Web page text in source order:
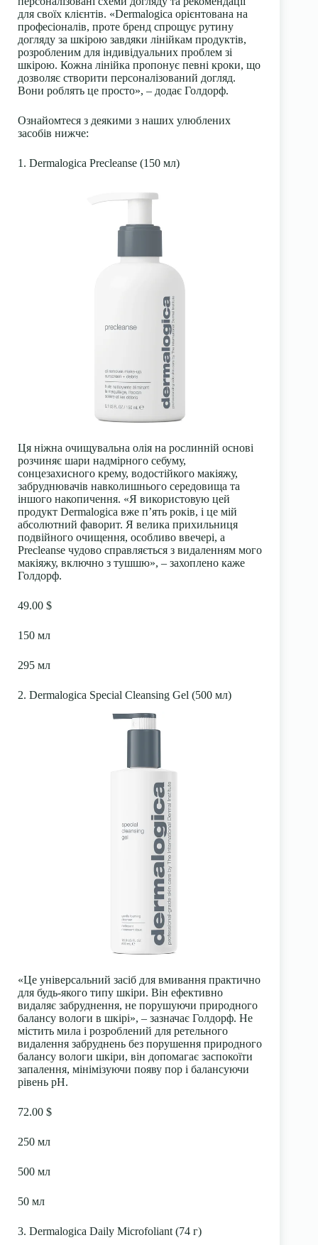
для своїх клієнтів. «Dermalogica орієнтована на
професіоналів, проте бренд спрощує рутину
догляду за шкірою завдяки лінійкам продуктів,
розробленим для індивідуальних проблем зі
шкірою. Кожна лінійка пропонує певні кроки, що
дозволяє створити персоналізований догляд.
Вони роблять це просто», – додає Голдорф.
Ознайомтеся з деякими з наших улюблених
засобів нижче:
1. Dermalogica Precleanse (150 мл)
Ця ніжна очищувальна олія на рослинній основі
розчиняє шари надмірного себуму,
сонцезахисного крему, водостійкого макіяжу,
забруднювачів навколишнього середовища та
іншого накопичення. «Я використовую цей
продукт Dermalogica вже п’ять років, і це мій
абсолютний фаворит. Я велика прихильниця
подвійного очищення, особливо ввечері, а
Precleanse чудово справляється з видаленням мого
макіяжу, включно з тушшю», – захоплено каже
Голдорф.
49.00 $
150 мл
295 мл
2. Dermalogica Special Cleansing Gel (500 мл)
«Це універсальний засіб для вмивання практично
для будь-якого типу шкіри. Він ефективно
видаляє забруднення, не порушуючи природного
балансу вологи в шкірі», – зазначає Голдорф. Не
містить мила і розроблений для ретельного
видалення забруднень без порушення природного
балансу вологи шкіри, він допомагає заспокоїти
запалення, мінімізуючи появу пор і балансуючи
рівень pH.
72.00 $
250 мл
500 мл
50 мл
3. Dermalogica Daily Microfoliant (74 г)